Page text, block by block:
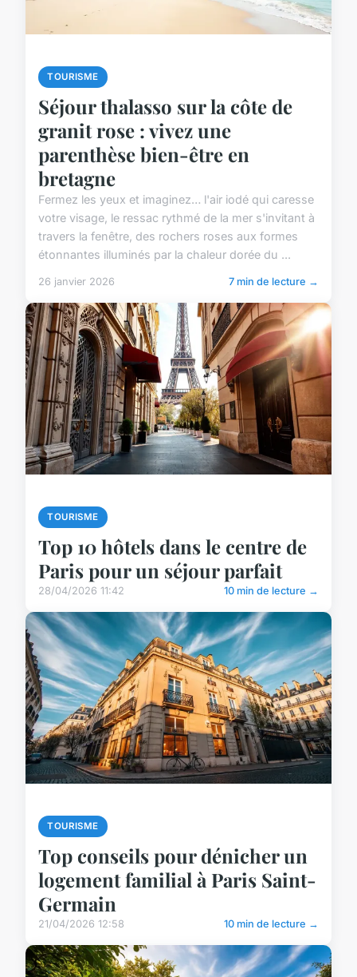
TOURISME
Séjour thalasso sur la côte de
granit rose : vivez une
parenthèse bien-être en
bretagne
Fermez les yeux et imaginez… l'air iodé qui caresse
votre visage, le ressac rythmé de la mer s'invitant à
travers la fenêtre, des rochers roses aux formes
étonnantes illuminés par la chaleur dorée du ...
26 janvier 2026 7 min de lecture →
TOURISME
Top 10 hôtels dans le centre de
Paris pour un séjour parfait
28/04/2026 11:42 10 min de lecture →
TOURISME
Top conseils pour dénicher un
logement familial à Paris Saint-
Germain
21/04/2026 12:58 10 min de lecture →